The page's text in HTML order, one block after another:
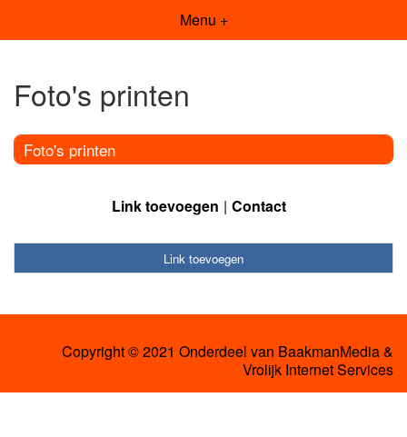
Menu +
Foto's printen
Foto's printen
Link toevoegen Contact
Link toevoegen
Copyright © 2021 Onderdeel van BaakmanMedia&
Vrolijk Internet Services